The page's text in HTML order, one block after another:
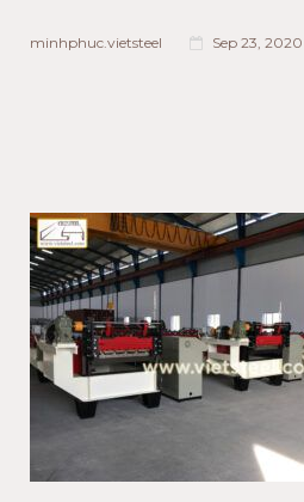
minhphuc.vietsteel Sep 23, 2020